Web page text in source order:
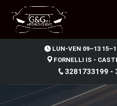
LUN-VEN 09–13
FORNELLI IS -
3281733199 -